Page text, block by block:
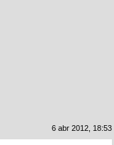
6 abr 2012, 18:53